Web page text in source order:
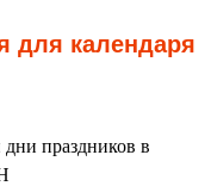
для календаря
праздников в